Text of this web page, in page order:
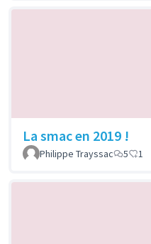
La smac en 2019 !
Philippe Trayssac
5 1